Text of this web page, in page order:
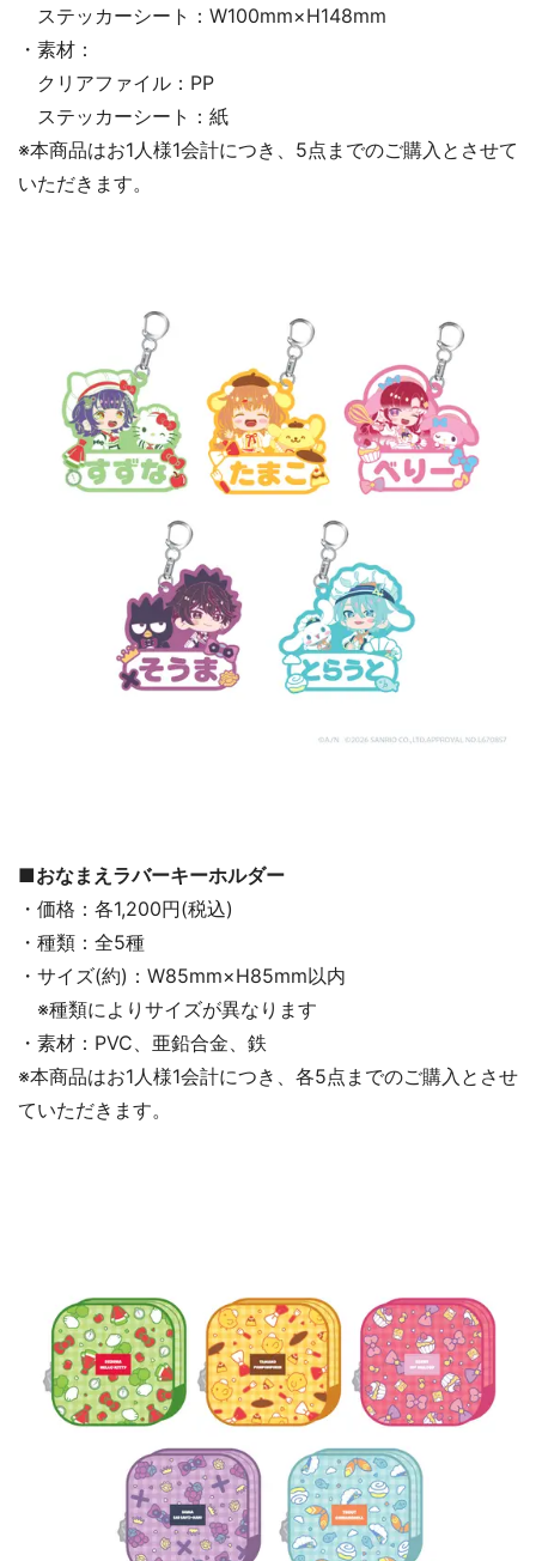
ステッカーシート：W100mm×H148mm
・素材：
クリアファイル：PP
ステッカーシート：紙
※本商品はお1人様1会計につき、5点までのご購入とさせて
いただきます。
■おなまえラバーキーホルダー
・価格：各1,200円(税込)
・種類：全5種
・サイズ(約)：W85mm×H85mm以内
※種類によりサイズが異なります
・素材：PVC、亜鉛合金、鉄
※本商品はお1人様1会計につき、各5点までのご購入とさせ
ていただきます。